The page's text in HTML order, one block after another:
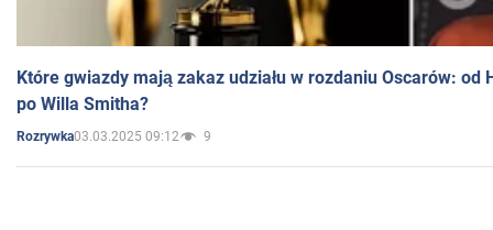
Które gwiazdy mają zakaz udziału w rozdaniu Oscarów: od
po Willa Smitha?
Rozrywka03.03.2025 09:12 9